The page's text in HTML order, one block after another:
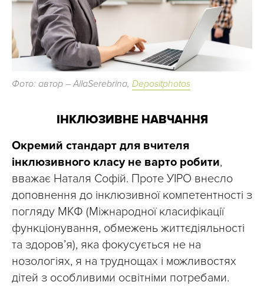
Фото: автор – AllaSerebrina, Depositphotos
ІНКЛЮЗИВНЕ НАВЧАННЯ
Окремий стандарт для вчителя
інклюзивного класу не варто робити,
вважає Наталя Софій. Проте УІРО внесло
доповнення до інклюзивної компетентності з
погляду МКФ (Міжнародної класифікації
функціонування, обмежень життєдіяльності
та здоров’я), яка фокусується не на
нозологіях, я на труднощах і можливостях
дітей з особливими освітніми потребами.